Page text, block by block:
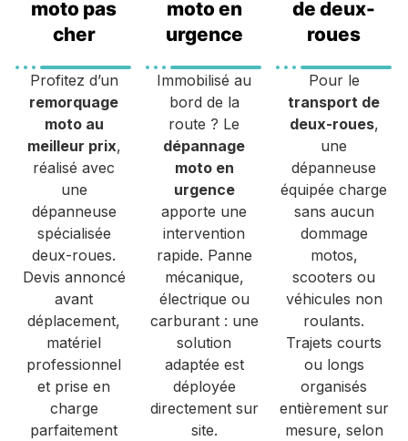
moto pas
cher
Profitez d’un
remorquage
moto au
meilleur prix,
réalisé avec
une
dépanneuse
spécialisée
deux-roues.
Devis annoncé
avant
déplacement,
matériel
professionnel
et prise en
charge
parfaitement
moto en
urgence
Immobilisé au
bord de la
route ? Le
dépannage
moto en
urgence
apporte une
intervention
rapide. Panne
mécanique,
électrique ou
carburant : une
solution
adaptée est
déployée
directement sur
site.
de deux-
roues
Pour le
transport de
deux-roues,
une
dépanneuse
équipée charge
sans aucun
dommage
motos,
scooters ou
véhicules non
roulants.
Trajets courts
ou longs
organisés
entièrement sur
mesure, selon